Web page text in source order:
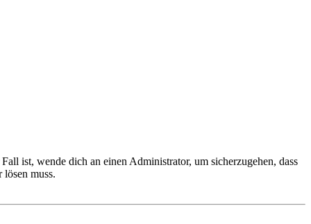
ist, wende dich an einen Administrator, um sicherzugehen, dass
muss.